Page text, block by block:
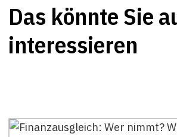
Das könnte Sie
interessieren